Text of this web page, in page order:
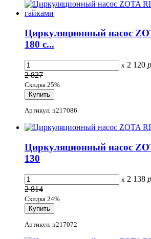
Циркуляционный насос
180 с...
x 2 120
2 827
Скидка 25%
Артикул: n217086
Циркуляционный насос
130
x 2 138
2 814
Скидка 24%
Артикул: n217072